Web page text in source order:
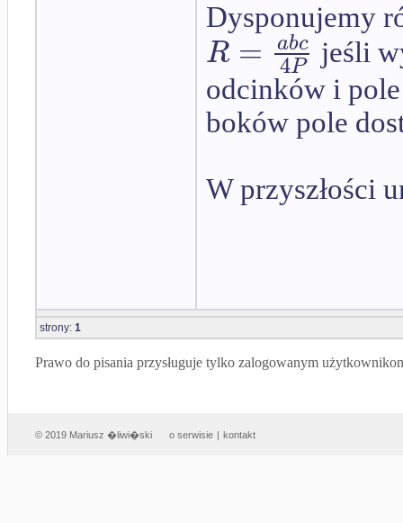
Dysponujemy
R = abc
4P jeśli
odcinków i
boków pole
W przyszłości
strony: 1
Prawo do pisania przysługuje tylko zalogowanym
© 2019 Mariusz �liwi�ski o serwisie | kontakt